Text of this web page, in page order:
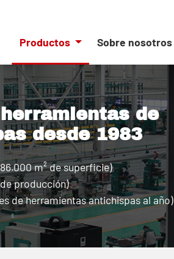
Productos Sobre nosotros
de
desde 1983
m² de superficie)
producción)
de herramientas antichispas al año)